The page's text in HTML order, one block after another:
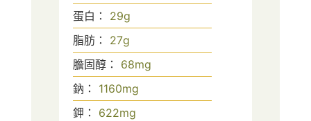
蛋白： 29g
脂肪： 27g
膽固醇： 68mg
鈉： 1160mg
鉀： 622mg